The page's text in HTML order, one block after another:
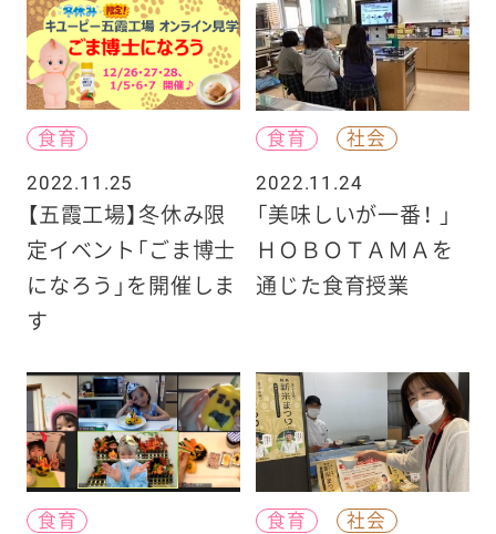
食育
2022.11.25
【五霞工場】冬休み限
定イベント「ごま博士
になろう」を開催しま
す
食育
社会
2022.11.24
「美味しいが一番！ 」
ＨＯＢＯＴＡＭＡを
通じた食育授業
食育
食育
社会